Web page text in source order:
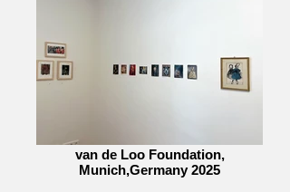
van de Loo Foundation,
Munich,Germany 2025